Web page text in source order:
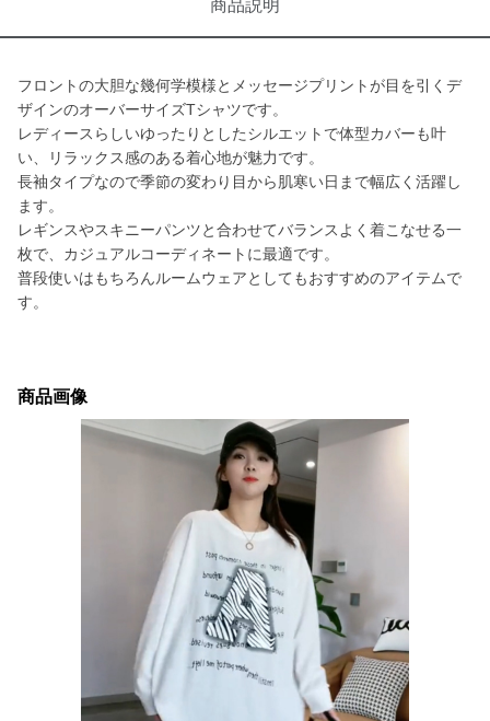
商品説明
フロントの大胆な幾何学模様とメッセージプリントが目を引くデ
ザインのオーバーサイズTシャツです。
レディースらしいゆったりとしたシルエットで体型カバーも叶
い、リラックス感のある着心地が魅力です。
長袖タイプなので季節の変わり目から肌寒い日まで幅広く活躍し
ます。
レギンスやスキニーパンツと合わせてバランスよく着こなせる一
枚で、カジュアルコーディネートに最適です。
普段使いはもちろんルームウェアとしてもおすすめのアイテムで
す。
商品画像